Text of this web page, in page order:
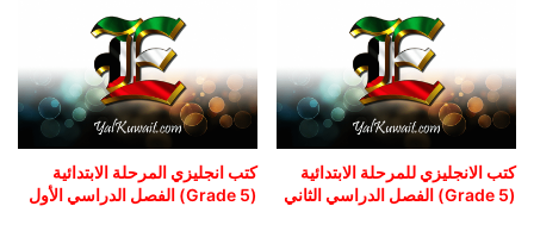
كتب الانجليزي للمرحلة الابتدائية
(Grade 5) الفصل الدراسي الثاني
كتب انجليزي المرحلة الابتدائية
(Grade 5) الفصل الدراسي الأول